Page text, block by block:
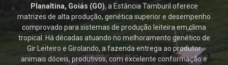
Planaltina, Goiás (GO), a Estância Tamburil oferece
matrizes de alta produção, genética superior e desempenho
comprovado para sistemas de produção leiteira em clima
tropical. Há décadas atuando no melhoramento genético de
Gir Leiteiro e Girolando, a fazenda entrega ao produtor
animais dóceis, produtivos, com excelente conformação e